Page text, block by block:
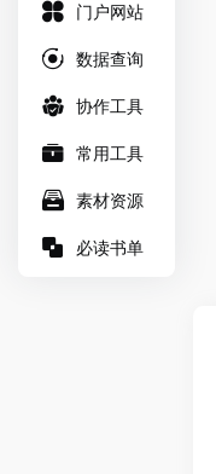
门户网站
数据查询
协作工具
常用工具
素材资源
必读书单